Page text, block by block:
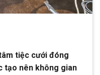
tiệc cưới đóng
tạo nên không gian